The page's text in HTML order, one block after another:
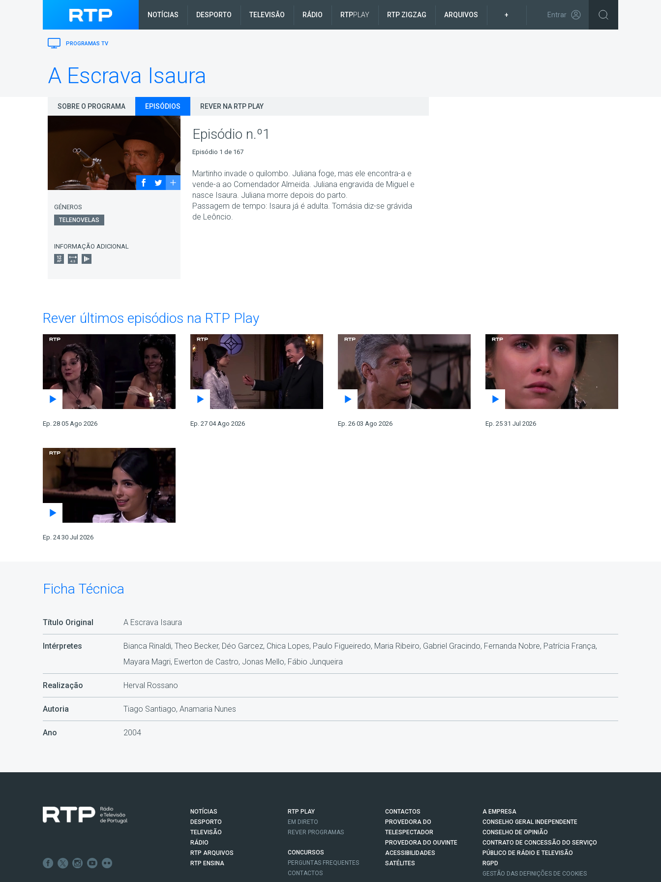
NOTÍCIAS DESPORTO TELEVISÃO RÁDIO RTPPLAY RTP ZIGZAG ARQUIVOS + Entrar
PROGRAMAS TV
A Escrava Isaura
SOBRE O PROGRAMA EPISÓDIOS REVER NA RTP PLAY
GÉNEROS
TELENOVELAS
INFORMAÇÃO ADICIONAL
Episódio n.º1
Episódio 1 de 167
Martinho invade o quilombo. Juliana foge, mas ele encontra-a e
vende-a ao Comendador Almeida. Juliana engravida de Miguel e
nasce Isaura. Juliana morre depois do parto.
Passagem de tempo: Isaura já é adulta. Tomásia diz-se grávida
de Leôncio.
Rever últimos episódios na RTP Play
Ep. 28 05 Ago 2026 Ep. 27 04 Ago 2026 Ep. 26 03 Ago 2026 Ep. 25 31 Jul 2026
Ep. 24 30 Jul 2026
Ficha Técnica
Título Original A Escrava Isaura
Intérpretes
Bianca Rinaldi, Theo Becker, Déo Garcez, Chica Lopes, Paulo Figueiredo, Maria Ribeiro, Gabriel Gracindo, Fernanda Nobre, Patrícia França,
Mayara Magri, Ewerton de Castro, Jonas Mello, Fábio Junqueira
Realização Herval Rossano
Autoria Tiago Santiago, Anamaria Nunes
Ano 2004
NOTÍCIAS
DESPORTO
TELEVISÃO
RÁDIO
RTP ARQUIVOS
RTP ENSINA
RTP PLAY
EM DIRETO
REVER PROGRAMAS
CONCURSOS
PERGUNTAS FREQUENTES
CONTACTOS
CONTACTOS
PROVEDORA DO
TELESPECTADOR
PROVEDORA DO OUVINTE
ACESSIBILIDADES
SATÉLITES
A EMPRESA
CONSELHO GERAL INDEPENDENTE
CONSELHO DE OPINIÃO
CONTRATO DE CONCESSÃO DO SERVIÇO
PÚBLICO DE RÁDIO E TELEVISÃO
RGPD
GESTÃO DAS DEFINIÇÕES DE COOKIES